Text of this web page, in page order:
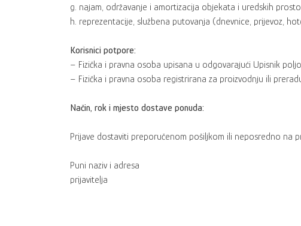
g. najam, održavanje i amortizacija objekata i uredskih
h. reprezentacije, službena putovanja (dnevnice, prijevoz,
Korisnici potpore:
– Fizička i pravna osoba upisana u odgovarajući Upisnik
– Fizička i pravna osoba registrirana za proizvodnju ili
Način, rok i mjesto dostave ponuda:
Prijave dostaviti preporučenom pošiljkom ili neposredno na
Puni naziv i adresa
prijavitelja